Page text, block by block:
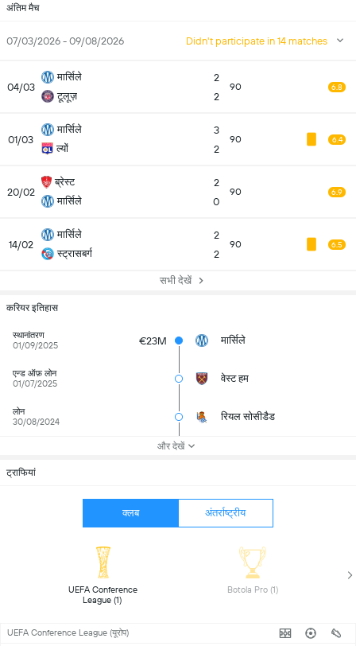
अंतिम मैच
07/03/2026 - 09/08/2026 Didn't participate in 14 matches
04/03
मार्सिले
टूलूज़
2
2
90 6.8
01/03
मार्सिले
ल्यों
3
2
90 6.4
20/02
ब्रेस्ट
मार्सिले
2
0
90 6.9
14/02
मार्सिले
स्ट्रासबर्ग
2
2
90 6.5
सभी देखें
करियर इतिहास
स्थानांतरण
01/09/2025
€23M मार्सिले
एन्ड ऑफ़ लोन
01/07/2025
वेस्ट हम
लोन
30/08/2024
रियल सोसीडैड
और देखें
ट्राफियां
क्लब अंतर्राष्ट्रीय
UEFA Conference
League (1)
UEFA Conference League (यूरोप)